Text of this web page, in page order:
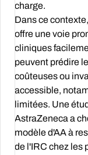
charge.
Dans ce
offre une voie
cliniques
peuvent prédire
coûteuses ou
accessible,
limitées. Une
AstraZeneca a
modèle d'AA à
de l'IRC chez les